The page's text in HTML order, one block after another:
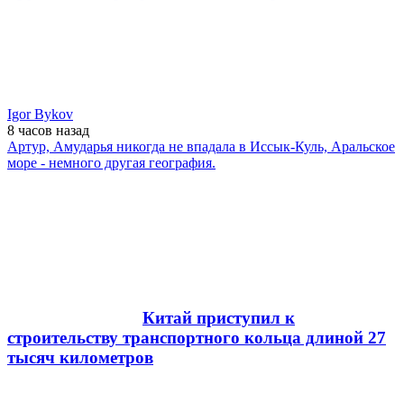
Igor Bykov
8 часов назад
Артур, Амударья никогда не впадала в Иссык-Куль, Аральское
море - немного другая география.
Китай приступил к
строительству транспортного кольца длиной 27
тысяч километров